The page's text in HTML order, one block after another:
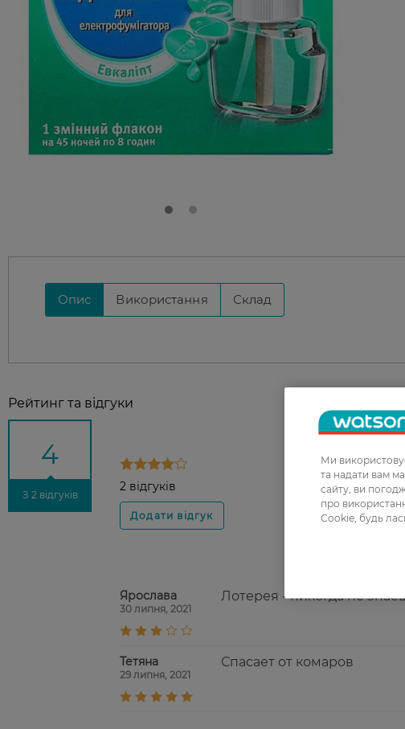
Опис Використання Склад
Рейтинг та відгуки
4
З 2 відгуків
2 відгуків
Ярослава
30 липня, 2021
Лотерея - никогда не
Тетяна
29 липня, 2021
Спасает от комаров
Ми
та надати вам
сайту, ви
про
Cookie, будь